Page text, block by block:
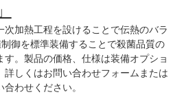
加熱工程を設けることで伝熱のバラ
御を標準装備することで殺菌品質の
。製品の価格、仕様は装備オプショ
詳しくはお問い合わせフォームまたは
わせください。